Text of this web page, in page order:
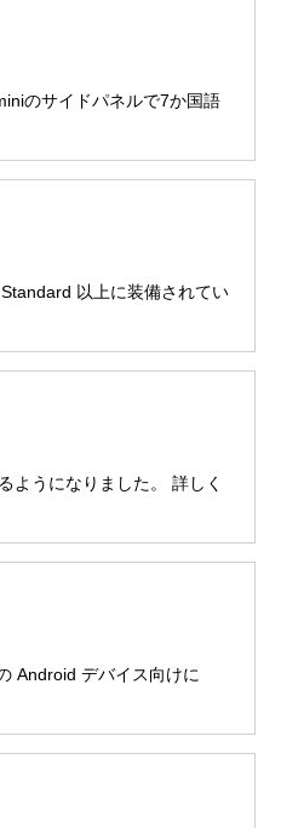
のサイドパネルで7か国語
以上に装備されてい
ようになりました。 詳しく
Android デバイス向けに